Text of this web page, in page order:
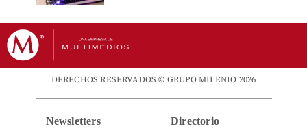
DERECHOS RESERVADOS © GRUPO MILENIO 2026
Newsletters Directorio